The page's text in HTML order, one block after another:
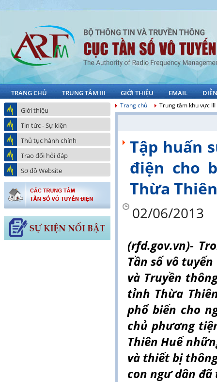
TRANG CHỦ TRUNG TÂM III GIỚI THIỆU EMAIL
Giới thiệu
Tin tức - Sự kiện
Thủ tục hành chính
Trao đổi hỏi đáp
Sơ đồ Website
Trang chủ Trung tâm khu vực III
Tập huấn
điện cho
Thừa
02/06/2013
(rfd.gov.vn)-
Tần số vô
và Truyền
tỉnh Thừa
phổ biến cho
chủ phương
Thiên Huế
và thiết bị
con ngư dân